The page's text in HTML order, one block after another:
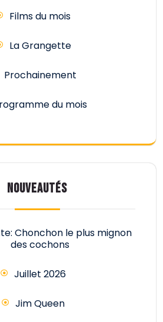
Films du mois
La Grangette
Prochainement
du mois
NOUVEAUTÉS
Chonchon le plus mignon
des cochons
Juillet 2026
Jim Queen